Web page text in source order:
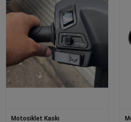
Motosiklet Kaskı